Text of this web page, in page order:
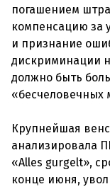
погашением
компенсацию за
и признание
дискриминации
должно быть
«бесчеловечных
Крупнейшая
анализировала
«Alles gurgelt»,
конце июня,